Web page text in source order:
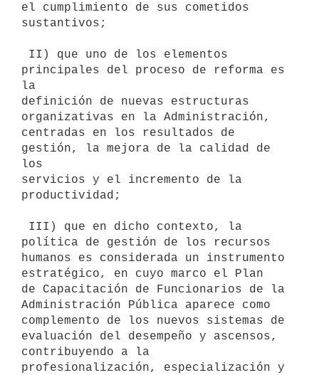
el cumplimiento de sus cometidos
sustantivos;
principales del proceso de reforma es
la
definición de nuevas estructuras
organizativas en la Administración,
centradas en los resultados de
gestión, la mejora de la calidad de
los
servicios y el incremento de la
productividad;
política de gestión de los recursos
humanos es considerada un instrumento
estratégico, en cuyo marco el Plan
de Capacitación de Funcionarios de la
Administración Pública aparece como
complemento de los nuevos sistemas de
evaluación del desempeño y ascensos,
contribuyendo a la
profesionalización, especialización y